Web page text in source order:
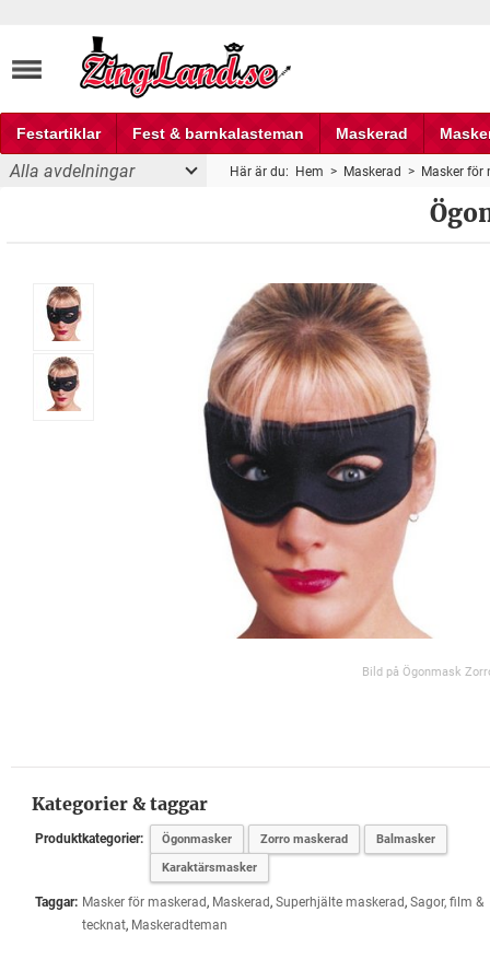
Festartiklar Fest & barnkalasteman Maskerad
Fest och partyprylar
Alla avdelningar Här är du: Hem > Maskerad > Masker för
Bild på Ögonmask
Kategorier & taggar
Produktkategorier: Ögonmasker Zorro maskerad
Balmasker
Karaktärsmasker
Taggar: Masker för maskerad, Maskerad, Superhjälte maskerad, Sagor, film &
tecknat, Maskeradteman